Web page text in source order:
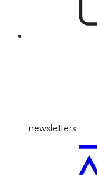
newsletters